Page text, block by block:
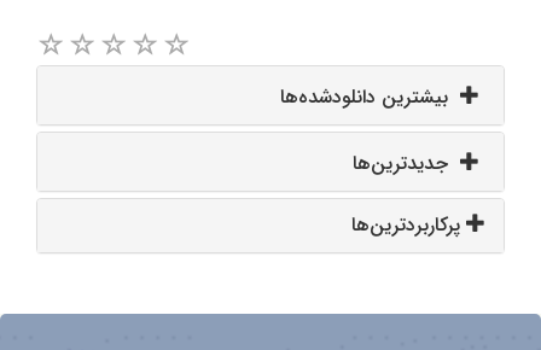
بیشترین دانلودشده‌ها
جدیدترین‌ها
پرکاربردترین‌ها